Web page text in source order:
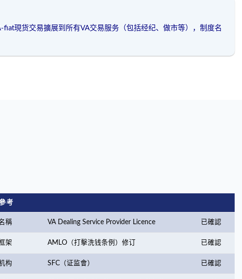
現货交易擴展到所有VA交易服务（包括经纪、做市等），制度名
考
稱 VA Dealing Service Provider Licence 已確認
架 AMLO（打擊洗钱条例）修订 已確認
构 SFC（证监會） 已確認